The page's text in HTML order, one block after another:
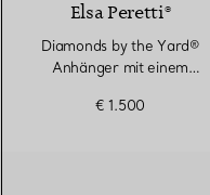
Elsa Peretti®
Diamonds by the Yard®
Anhänger mit einem
€ 1.500